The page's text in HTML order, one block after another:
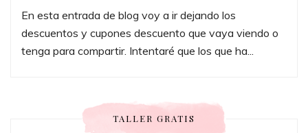
En esta entrada de blog voy a ir dejando los
descuentos y cupones descuento que vaya viendo o
tenga para compartir. Intentaré que los que ha...
TALLER GRATIS